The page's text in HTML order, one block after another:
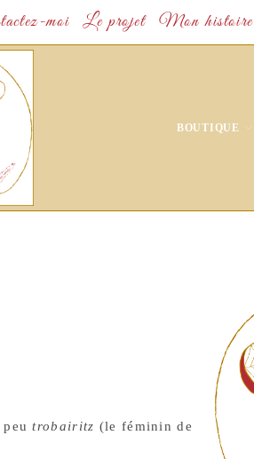
moi Le projet Mon histoire
BOUTIQUE
peutrobairitz (le féminin de